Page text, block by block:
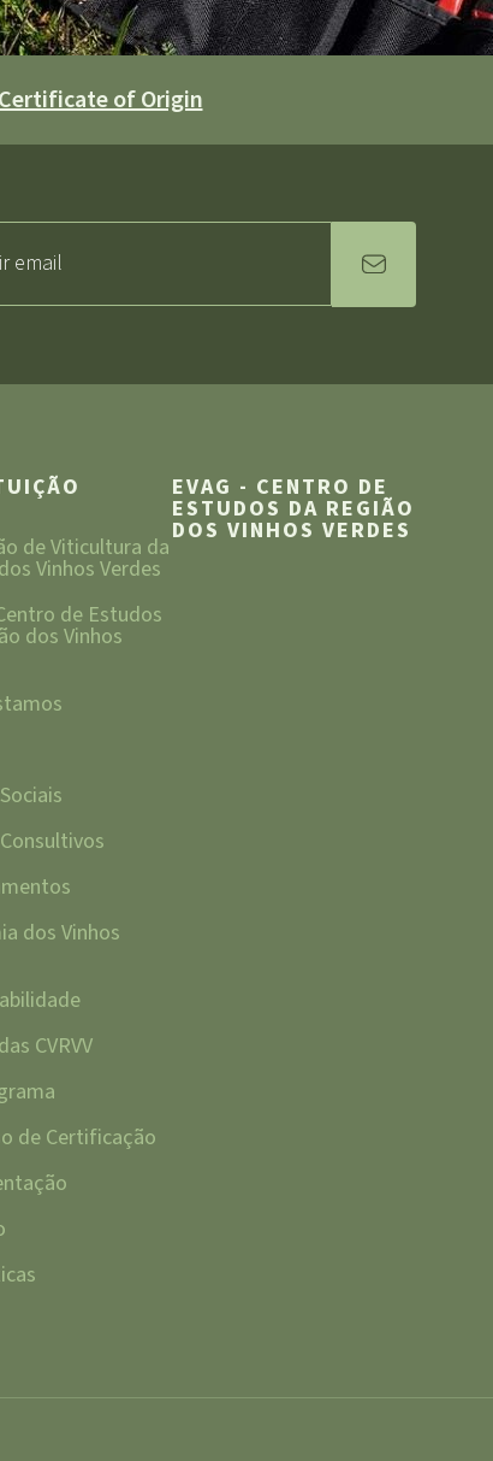
of Origin
de Viticultura da
Vinhos Verdes
de Estudos
dos Vinhos
dos Vinhos
CVRVV
de Certificação
EVAG - CENTRO DE
ESTUDOS DA REGIÃO
DOS VINHOS VERDES